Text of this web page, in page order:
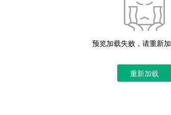
预览加载失败，请重新
重新加载